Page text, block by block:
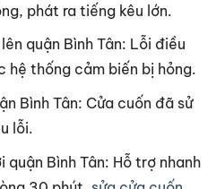
phát ra tiếng kêu lớn.
quận Bình Tân: Lỗi điều
hệ thống cảm biến bị hỏng.
Bình Tân: Cửa cuốn đã sử
lỗi.
quận Bình Tân: Hỗ trợ nhanh